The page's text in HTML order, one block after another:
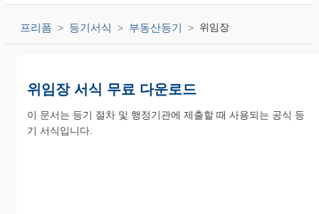
프리폼 등기서식 부동산등기 위임장
위임장 서식 무료 다운로드
이 문서는 등기 절차 및 행정기관에 제출할 때 사용되는 공식 등
기 서식입니다.